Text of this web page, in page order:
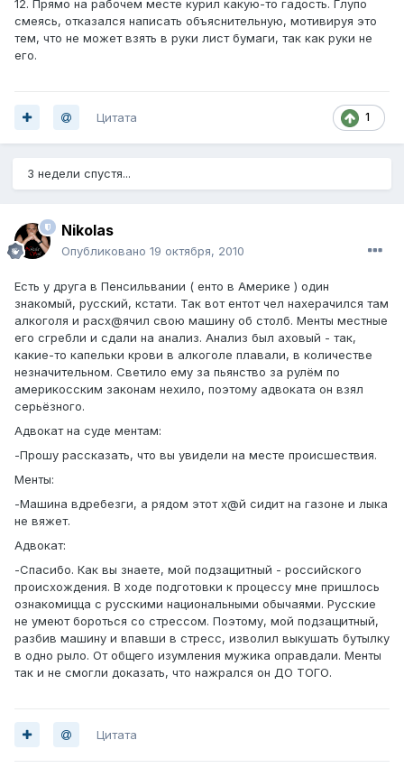
12. Прямо на рабочем месте курил какую-то гадость. Глупо
смеясь, отказался написать объяснительную, мотивируя это
тем, что не может взять в руки лист бумаги, так как руки не
его.
1
Цитата
3 недели спустя...
Nikolas
Опубликовано 19 октября, 2010
Есть у друга в Пенсильвании ( енто в Америке ) один
знакомый, русский, кстати. Так вот ентот чел нахерачился там
алкоголя и расх@ячил свою машину об столб. Менты местные
его сгребли и сдали на анализ. Анализ был аховый - так,
какие-то капельки крови в алкоголе плавали, в количестве
незначительном. Светило ему за пьянство за рулём по
америкосским законам нехило, поэтому адвоката он взял
серьёзного.
Адвокат на суде ментам:
-Прошу рассказать, что вы увидели на месте происшествия.
Менты:
-Машина вдребезги, а рядом этот х@й сидит на газоне и лыка
не вяжет.
Адвокат:
-Спасибо. Как вы знаете, мой подзащитный - российского
происхождения. В ходе подготовки к процессу мне пришлось
ознакомицца с русскими национальными обычаями. Русские
не умеют бороться со стрессом. Поэтому, мой подзащитный,
разбив машину и впавши в стресс, изволил выкушать бутылку
в одно рыло. От общего изумления мужика оправдали. Менты
так и не смогли доказать, что нажрался он ДО ТОГО.
Цитата